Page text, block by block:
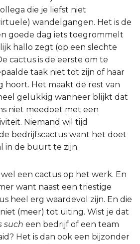
die je liefst niet
wandelgangen. Het is de
goede dag iets toegrommelt
hallo zegt (op een slechte
cactus is de eerste om te
taak niet tot zijn of haar
hoort. Het maakt de rest van
gelukkig wanneer blijkt dat
niet meedoet met een
Niemand wil tijd
bedrijfscactus want het doet
in de buurt te zijn.
een cactus op het werk. En
want naast een triestige
heel erg waardevol zijn. En die
(meer) tot uiting. Wist je dat
such een bedrijf of een team
Het is dan ook een bijzonder